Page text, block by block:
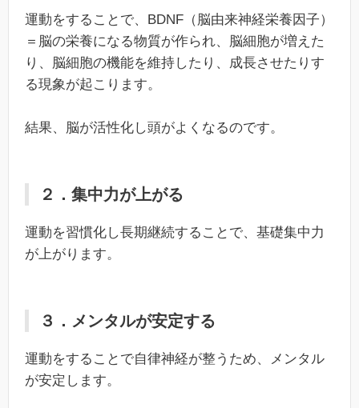
運動をすることで、BDNF（脳由来神経栄養因子）
＝脳の栄養になる物質が作られ、脳細胞が増えた
り、脳細胞の機能を維持したり、成長させたりす
る現象が起こります。
結果、脳が活性化し頭がよくなるのです。
２．集中力が上がる
運動を習慣化し長期継続することで、基礎集中力
が上がります。
３．メンタルが安定する
運動をすることで自律神経が整うため、メンタル
が安定します。